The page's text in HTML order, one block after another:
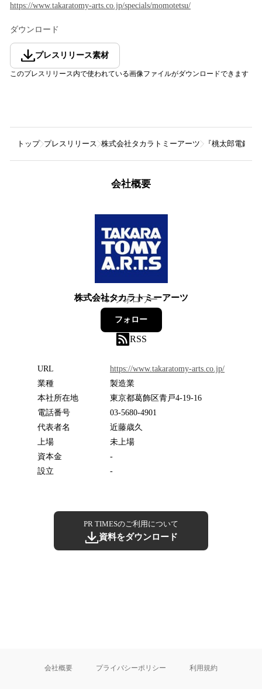
https://www.takaratomy-arts.co.jp/specials/momotetsu/
ダウンロード
プレスリリース素材
このプレスリリース内で使われている画像ファイルがダウンロードできます
トップ プレスリリース 株式会社タカラトミーアーツ 『桃太郎電鉄
会社概要
株式会社タカラトミーアーツ
67フォロワー
フォロー
RSS
URL
https://www.takaratomy-arts.co.jp/
業種
製造業
本社所在地
東京都葛飾区青戸4-19-16
電話番号
03-5680-4901
代表者名
近藤歳久
上場
未上場
資本金
-
設立
-
PR TIMESのご利用について
資料をダウンロード
会社概要 プライバシーポリシー 利用規約